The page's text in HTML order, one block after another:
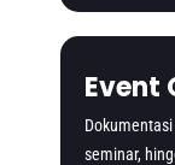
Event
seminar,